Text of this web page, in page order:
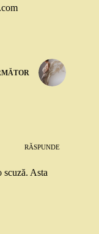
RĂSPUNDE
Asta